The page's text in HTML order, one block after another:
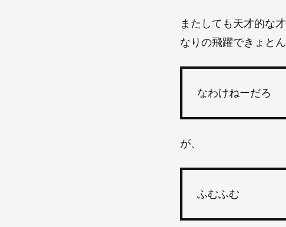
またしても天才的な
なりの飛躍できょと
なわけねーだろ
が、
ふむふむ